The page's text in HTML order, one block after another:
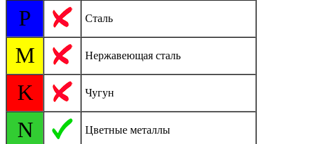
P Сталь
M Нержавеющая сталь
K Чугун
N Цветные металлы